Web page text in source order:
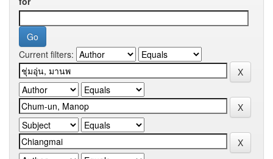
Current filters: